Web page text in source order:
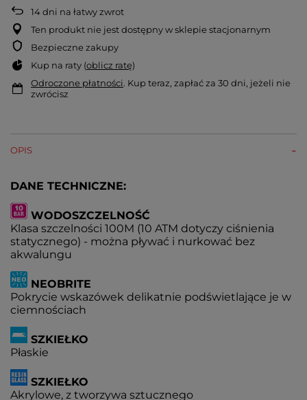
14dni na łatwy zwrot
Ten produkt nie jest dostępny w sklepie stacjonarnym
Bezpieczne zakupy
Kup na raty (oblicz ratę)
Odroczone płatności. Kup teraz, zapłać za 30 dni, jeżeli nie
zwrócisz
OPIS
DANE TECHNICZNE:
WODOSZCZELNOŚĆ
Klasa szczelności 100M (10 ATM dotyczy ciśnienia
statycznego) - można pływać i nurkować bez
akwalungu
NEOBRITE
Pokrycie wskazówek delikatnie podświetlające je w
ciemnościach
SZKIEŁKO
Płaskie
SZKIEŁKO
Akrylowe, z tworzywa sztucznego